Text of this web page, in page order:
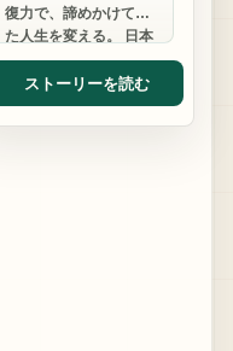
復力で、諦めかけてい
た人生を変える。 日本
一、世界一の実績が証
明する技術。
ストーリーを読む